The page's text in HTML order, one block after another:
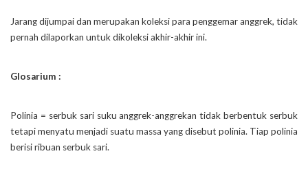
Jarang dijumpai dan merupakan koleksi para penggemar anggrek, tidak
pernah dilaporkan untuk dikoleksi akhir-akhir ini.
Glosarium :
Polinia = serbuk sari suku anggrek-anggrekan tidak berbentuk serbuk
tetapi menyatu menjadi suatu massa yang disebut polinia. Tiap polinia
berisi ribuan serbuk sari.